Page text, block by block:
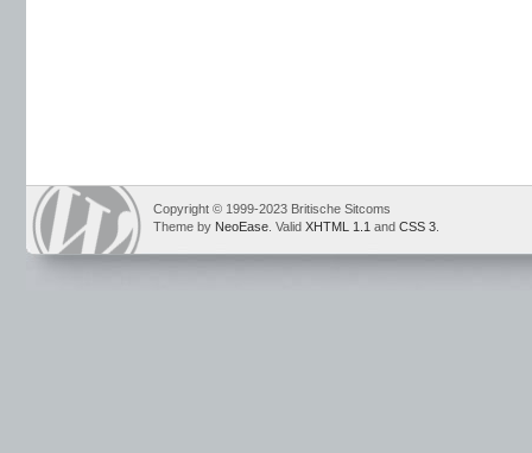
Copyright © 1999-2023 Britische Sitcoms
Theme by NeoEase . Valid XHTML 1.1 and CSS 3